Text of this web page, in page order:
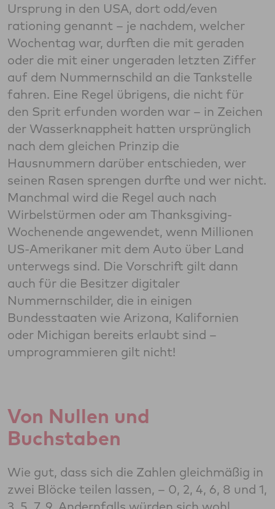
Ursprung in den USA, dort odd/even
rationing genannt – je nachdem, welcher
Wochentag war, durften die mit geraden
oder die mit einer ungeraden letzten Ziffer
auf dem Nummernschild an die Tankstelle
fahren. Eine Regel übrigens, die nicht für
den Sprit erfunden worden war – in Zeichen
der Wasserknappheit hatten ursprünglich
nach dem gleichen Prinzip die
Hausnummern darüber entschieden, wer
seinen Rasen sprengen durfte und wer nicht.
Manchmal wird die Regel auch nach
Wirbelstürmen oder am Thanksgiving-
Wochenende angewendet, wenn Millionen
US-Amerikaner mit dem Auto über Land
unterwegs sind. Die Vorschrift gilt dann
auch für die Besitzer digitaler
Nummernschilder, die in einigen
Bundesstaaten wie Arizona, Kalifornien
oder Michigan bereits erlaubt sind –
umprogrammieren gilt nicht!
Von Nullen und
Buchstaben
Wie gut, dass sich die Zahlen gleichmäßig in
zwei Blöcke teilen lassen, – 0, 2, 4, 6, 8 und 1,